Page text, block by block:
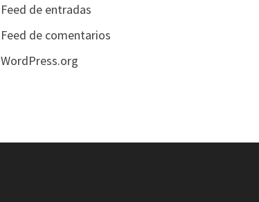
Feed de entradas
Feed de comentarios
WordPress.org